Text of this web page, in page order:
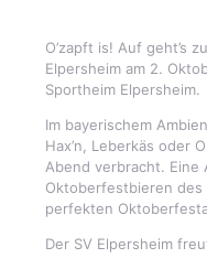
O’zapft is! Auf geht’s
Elpersheim am 2.
Sportheim Elpersheim.
Im bayerischem
Hax’n, Leberkäs oder
Abend verbracht. Eine
Oktoberfestbieren des
perfekten
Der SV Elpersheim